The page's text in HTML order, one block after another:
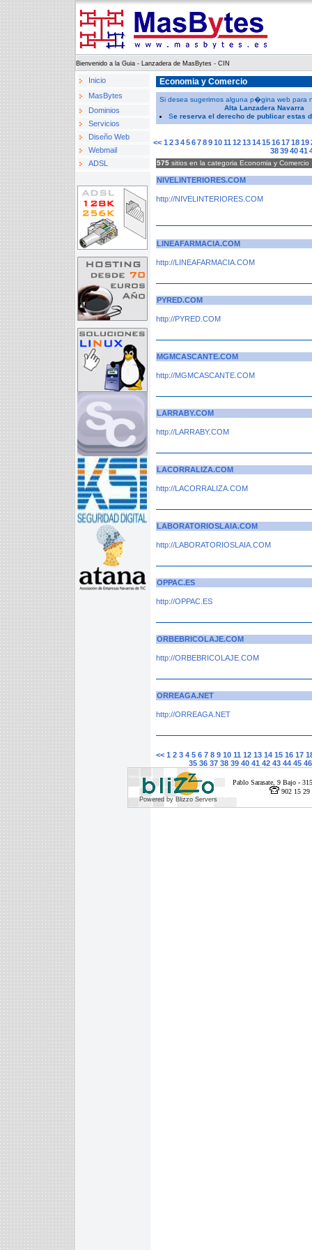
Bienvenido a la Guia - Lanzadera de MasBytes - CIN
Inicio
MasBytes
Dominios
Servicios
Diseño Web
Webmail
ADSL
Economia y Comercio
Si desea sugerirnos alguna p�gina web para
Alta Lanzadera Navarra
Se reserva el derecho de publicar estas
<< 1 234567891011 1213141516171819
38394041
575 sitios en la categoria Economia y Comercio
NIVELINTERIORES.COM
http://NIVELINTERIORES.COM
LINEAFARMACIA.COM
http://LINEAFARMACIA.COM
PYRED.COM
http://PYRED.COM
MGMCASCANTE.COM
http://MGMCASCANTE.COM
LARRABY.COM
http://LARRABY.COM
LACORRALIZA.COM
http://LACORRALIZA.COM
LABORATORIOSLAIA.COM
http://LABORATORIOSLAIA.COM
OPPAC.ES
http://OPPAC.ES
ORBEBRICOLAJE.COM
http://ORBEBRICOLAJE.COM
ORREAGA.NET
http://ORREAGA.NET
<< 1 2 3 4 5 6 7 8 9 10 11 12 13 14 15 16 17
35 36 37 38 39 40 41 42 43 44 45 46
Powered by Blizzo Servers
Pablo Sarasate, 9 Bajo -
902 15 29